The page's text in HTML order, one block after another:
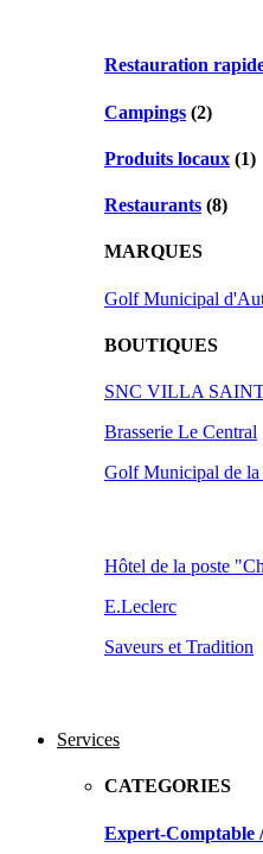
Restauration
Campings (2)
Produits locaux (1)
Restaurants (8)
MARQUES
Golf Municipal
BOUTIQUES
SNC VILLA
Brasserie Le Central
Golf Municipal de
Hôtel de la poste
E.Leclerc
Saveurs et Tradition
Services
CATEGORIES
Expert-Comptable